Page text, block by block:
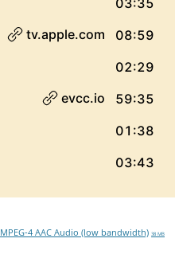
MPEG-4 AAC Audio (low bandwidth) 38 MB